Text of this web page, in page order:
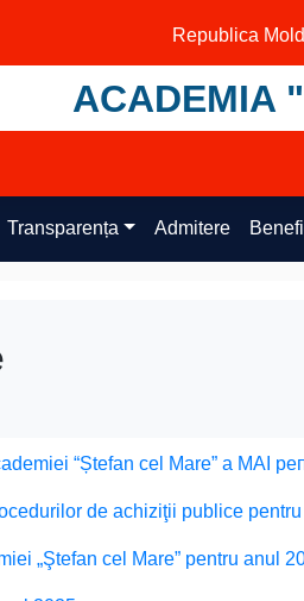
Republica
ACADEMIA
Transparența Admitere
“Ștefan cel Маrе” а MAI
de achiziţii publice
„Ştefan cel Mare” pentru anul